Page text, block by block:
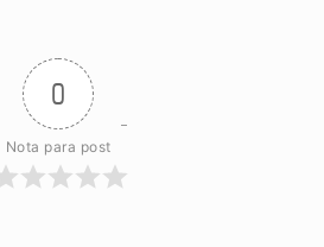
0
Nota para post